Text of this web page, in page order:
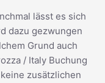
lässt es sich
dazu gezwungen
Grund auch
/ Italy Buchung
zusätzlichen